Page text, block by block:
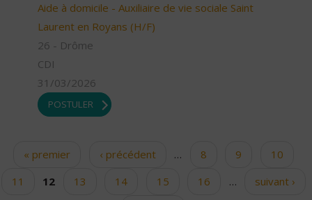
Aide à domicile - Auxiliaire de vie sociale Saint
Laurent en Royans (H/F)
26 - Drôme
CDI
31/03/2026
POSTULER
Pages« premier ‹ précédent … 8 9
10
11
12 13 14 15 16 …
suivant ›